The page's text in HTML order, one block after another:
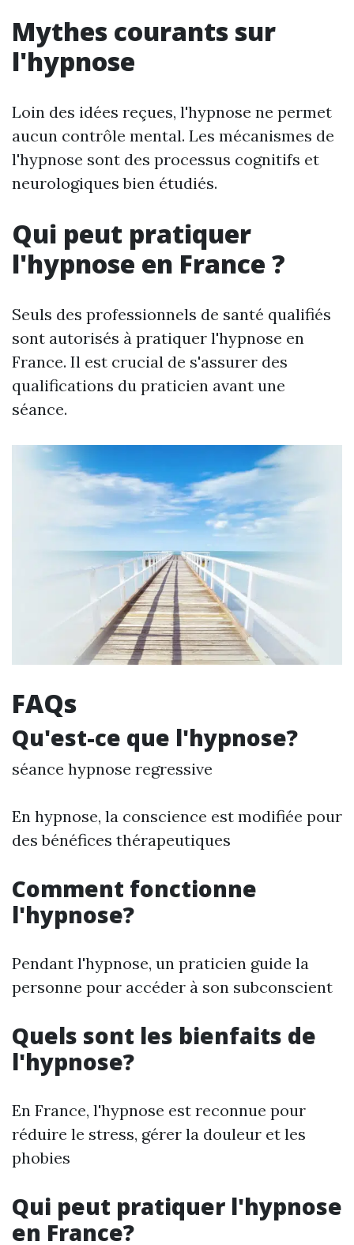
Mythes courants sur
l'hypnose
Loin des idées reçues, l'hypnose ne permet
aucun contrôle mental. Les mécanismes de
l'hypnose sont des processus cognitifs et
neurologiques bien étudiés.
Qui peut pratiquer
l'hypnose en France ?
Seuls des professionnels de santé qualifiés
sont autorisés à pratiquer l'hypnose en
France. Il est crucial de s'assurer des
qualifications du praticien avant une
séance.
FAQs
Qu'est-ce que l'hypnose?
séance hypnose regressive
En hypnose, la conscience est modifiée pour
des bénéfices thérapeutiques
Comment fonctionne
l'hypnose?
Pendant l'hypnose, un praticien guide la
personne pour accéder à son subconscient
Quels sont les bienfaits de
l'hypnose?
En France, l'hypnose est reconnue pour
réduire le stress, gérer la douleur et les
phobies
Qui peut pratiquer l'hypnose
en France?